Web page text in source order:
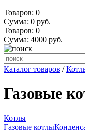
Товаров: 0
Сумма: 0 руб.
Товаров: 0
Сумма: 4000 руб.
Каталог товаров /
Газовые
Котлы
Газовые котлы